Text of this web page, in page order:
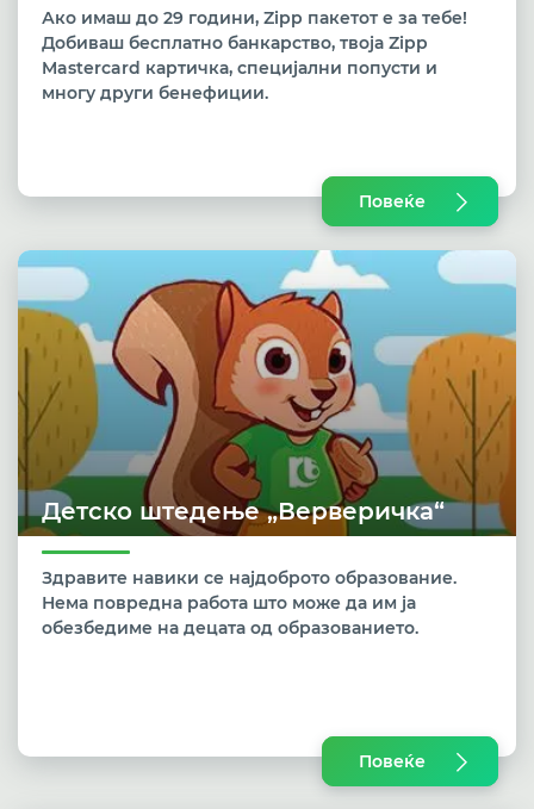
Ако имаш до 29 години, Zipp пакетот е за тебе!
Добиваш бесплатно банкарство, твоја Zipp
Mastercard картичка, специјални попусти и
многу други бенефиции.
Повеќе
Детско штедење „Верверичка“
Здравите навики се најдоброто образование.
Нема повредна работа што може да им ја
обезбедиме на децата од образованието.
Повеќе